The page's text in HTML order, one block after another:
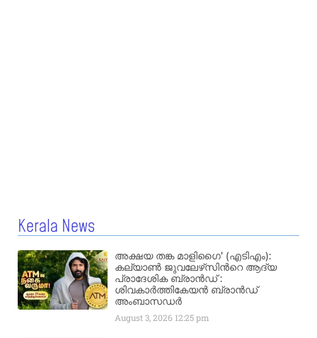
Kerala News
അക്ഷയ തങ്ക മാളിഗൈ’ (എടിഎം):
കല്യാണ്‍ ജുവലേഴ്‌സിന്‍റെ ആദ്യ
പ്രാദേശിക ബ്രാന്‍ഡ് :
ശിവകാര്‍ത്തികേയന്‍ ബ്രാന്‍ഡ്
അംബാസഡര്‍
August 3, 2026 12:25 pm